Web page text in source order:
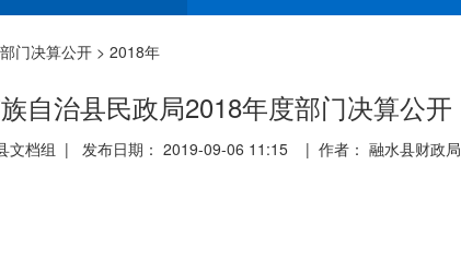
部门决算公开 > 2018年
自治县民政局2018年度部门决算公开
文档组 | 发布日期： 2019-09-06 11:15 | 作者： 融水县财政局